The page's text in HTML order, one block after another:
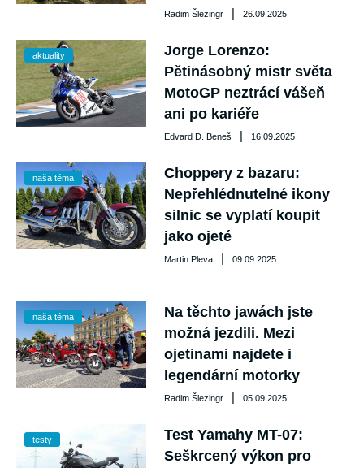
Radim Šlezingr | 26.09.2025
aktuality
Jorge Lorenzo:
Pětinásobný mistr světa
MotoGP neztrácí vášeň
ani po kariéře
Edvard D. Beneš | 16.09.2025
naša téma
Choppery z bazaru:
Nepřehlédnutelné ikony
silnic se vyplatí koupit
jako ojeté
Martin Pleva | 09.09.2025
naša téma
Na těchto jawách jste
možná jezdili. Mezi
ojetinami najdete i
legendární motorky
Radim Šlezingr | 05.09.2025
testy
Test Yamahy MT-07:
Seškrcený výkon pro